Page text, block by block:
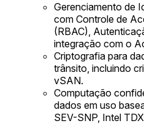
Gerenciamento de
com Controle de
(RBAC),
integração com o
Criptografia para
trânsito, incluindo
vSAN.
Computação
dados em uso
SEV-SNP, Intel